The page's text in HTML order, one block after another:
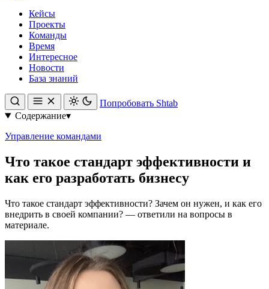
Кейсы
Проекты
Команды
Время
Интересное
Новости
База знаний
Попробовать Shtab
Содержание▾
Управление командами
Что такое стандарт эффективности и
как его разработать бизнесу
Что такое стандарт эффективности? Зачем он нужен, и как его
внедрить в своей компании? — ответили на вопросы в
материале.